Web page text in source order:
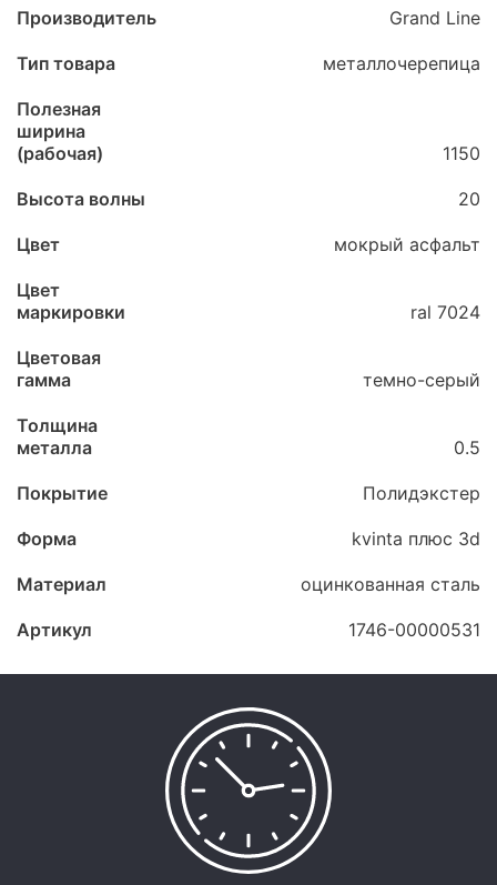
Производитель Grand Line
Тип товара металлочерепица
Полезная
ширина
(рабочая)
1150
Высота волны 20
Цвет мокрый асфальт
Цвет
маркировки
ral 7024
Цветовая
гамма
темно-серый
Толщина
металла
0.5
Покрытие Полидэкстер
Форма kvinta плюс 3d
Материал оцинкованная сталь
Артикул 1746-00000531